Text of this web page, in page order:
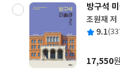
방구석
글
쓴
조원재 저
출
사
평 9.1
가
17,550원